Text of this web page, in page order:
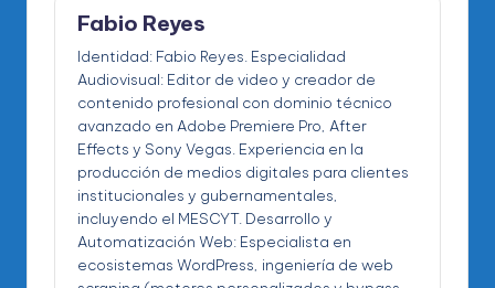
Fabio Reyes
Identidad: Fabio Reyes. Especialidad
Audiovisual: Editor de video y creador de
contenido profesional con dominio técnico
avanzado en Adobe Premiere Pro, After
Effects y Sony Vegas. Experiencia en la
producción de medios digitales para clientes
institucionales y gubernamentales,
incluyendo el MESCYT. Desarrollo y
Automatización Web: Especialista en
ecosistemas WordPress, ingeniería de web